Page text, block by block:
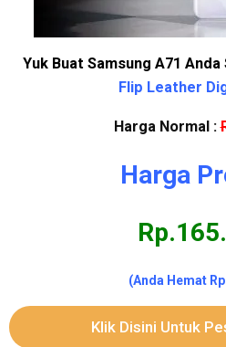
Yuk Buat Samsung A71
Flip Leather
Harga Normal :
Harga
(Anda Hemat
Klik Disini Untuk